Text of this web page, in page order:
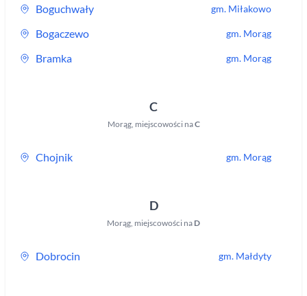
Boguchwały gm. Miłakowo
Bogaczewo gm. Morąg
Bramka gm. Morąg
C
Morąg, miejscowości naC
Chojnik gm. Morąg
D
Morąg, miejscowości na D
Dobrocin gm. Małdyty